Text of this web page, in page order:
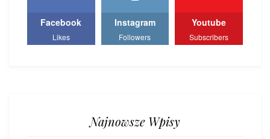
Facebook
Likes
Instagram
Followers
Youtube
Subscribers
Najnowsze Wpisy